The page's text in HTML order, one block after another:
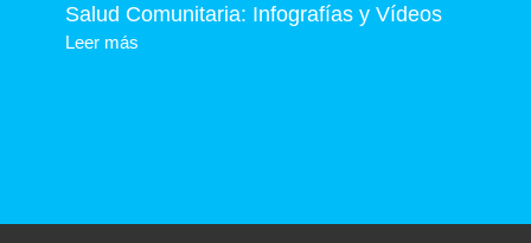
Salud Comunitaria: Infografías y Vídeos
Leer más